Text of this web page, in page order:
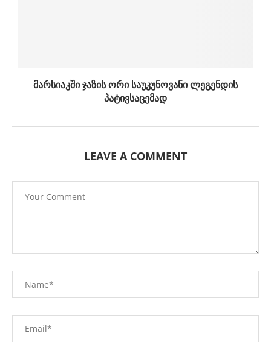
მარსიაკში ჯაზის ორი საუკუნოვანი ლეგენდის
პატივსაცემად
LEAVE A COMMENT